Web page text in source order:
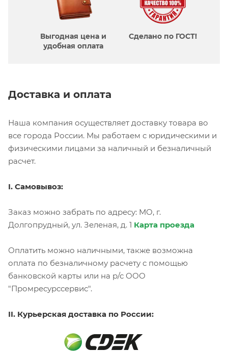
Выгодная цена и
удобная оплата
Сделано по ГОСТ!
Доставка и оплата
Наша компания осуществляет доставку товара во
все города России. Мы работаем с юридическими и
физическими лицами за наличный и безналичный
расчет.
I. Самовывоз:
Заказ можно забрать по адресу: МО, г.
Долгопрудный, ул. Зеленая, д. 1 Карта проезда
Оплатить можно наличными, также возможна
оплата по безналичному расчету с помощью
банковской карты или на р/с ООО
"Промресурссервис".
II. Курьерская доставка по России: